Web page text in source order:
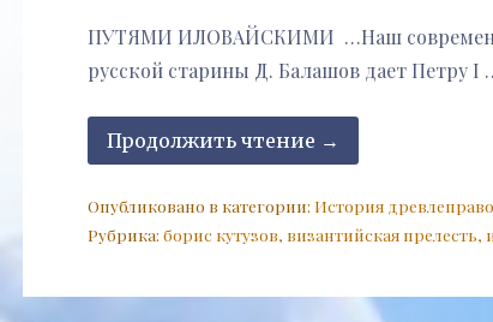
ПУТЯМИ ИЛОВАЙСКИМИ …Наш
русской старины Д. Балашов дает Петру
Продолжить чтение →
Опубликовано в категории: История
Рубрика: борис кутузов, византийская прелесть,